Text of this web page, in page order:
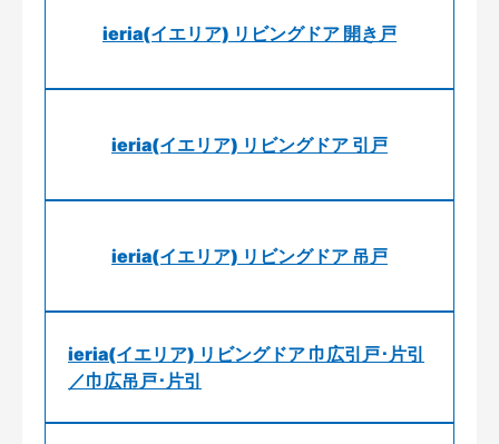
ieria(イエリア) リビングドア 開き戸
ieria(イエリア) リビングドア 引戸
ieria(イエリア) リビングドア 吊戸
ieria(イエリア) リビングドア 巾広引戸･片引
／巾広吊戸･片引